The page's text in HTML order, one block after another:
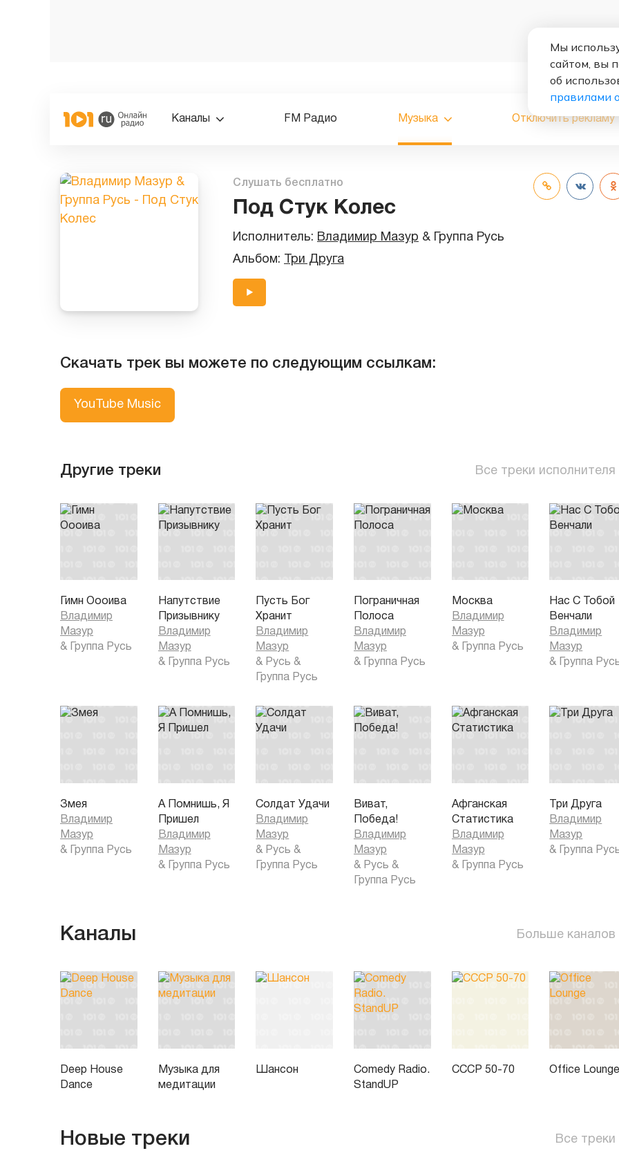
Каналы FM Радио Музыка Отключить рекламу
Слушать бесплатно
Под Стук Колес
Исполнитель: Владимир Мазур &
Группа Русь
Альбом:
Три Друга
Скачать трек вы можете по следующим ссылкам:
YouTube Music
Другие треки Все треки исполнителя
Гимн Оооива
Владимир
Мазур
&
Группа Русь
Напутствие
Призывнику
Владимир
Мазур
&
Группа Русь
Пусть Бог
Хранит
Владимир
Мазур
& Русь &
Группа Русь
Пограничная
Полоса
Владимир
Мазур
&
Группа Русь
Москва
Владимир
Мазур
&
Группа Русь
Нас С Тобой
Венчали
Владимир
Мазур
&
Группа
Змея
Владимир
Мазур
&
Группа Русь
А Помнишь, Я
Пришел
Владимир
Мазур
&
Группа Русь
Солдат Удачи
Владимир
Мазур
& Русь &
Группа Русь
Виват,
Победа!
Владимир
Мазур
& Русь &
Группа Русь
Афганская
Статистика
Владимир
Мазур
&
Группа Русь
Три Друга
Владимир
Мазур
&
Группа
Каналы Больше каналов
Deep House
Dance
Музыка для
медитации
Шансон
Comedy Radio.
StandUP
СССР 50-70 Office
Новые треки Все треки
Мы
сайтом, вы
об
правилами